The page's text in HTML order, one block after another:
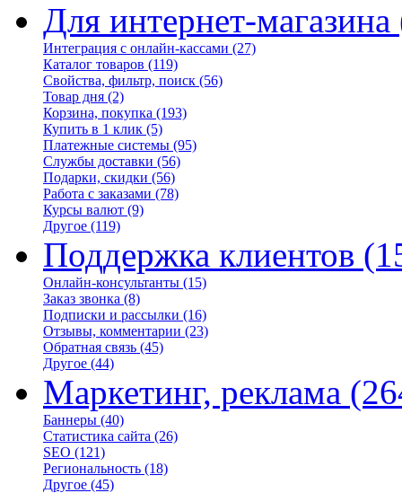
Для интернет-магазина
Интеграция с онлайн-кассами (27)
Каталог товаров (119)
Свойства, фильтр, поиск (56)
Товар дня (2)
Корзина, покупка (193)
Купить в 1 клик (5)
Платежные системы (95)
Службы доставки (56)
Подарки, скидки (56)
Работа с заказами (78)
Курсы валют (9)
Другое (119)
Поддержка клиентов
Онлайн-консультанты (15)
Заказ звонка (8)
Подписки и рассылки (16)
Отзывы, комментарии (23)
Обратная связь (45)
Другое (44)
Маркетинг, реклама
Баннеры (40)
Статистика сайта (26)
SEO (121)
Региональность (18)
Другое (45)